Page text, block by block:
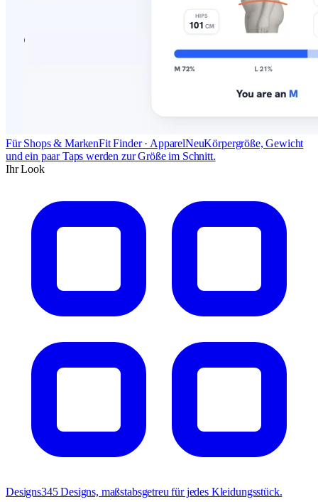
Für Shops & MarkenFit Finder · ApparelNeuKörpergröße, Gewicht
und ein paar Taps werden zur Größe im Schnitt.
Ihr Look
Designs345 Designs, maßstabsgetreu für jedes Kleidungsstück.